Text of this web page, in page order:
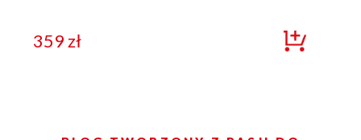
359zł